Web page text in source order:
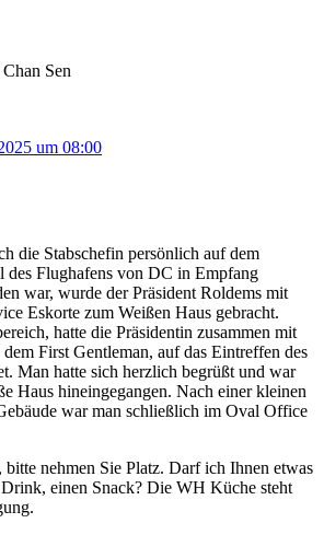
Sen
um 08:00
die Stabschefin persönlich auf dem
des Flughafens von DC in Empfang
war, wurde der Präsident Roldems mit
Eskorte zum Weißen Haus gebracht.
hatte die Präsidentin zusammen mit
First Gentleman, auf das Eintreffen des
Man hatte sich herzlich begrüßt und war
Haus hineingegangen. Nach einer kleinen
war man schließlich im Oval Office
bitte nehmen Sie Platz. Darf ich Ihnen etwas
einen Snack? Die WH Küche steht